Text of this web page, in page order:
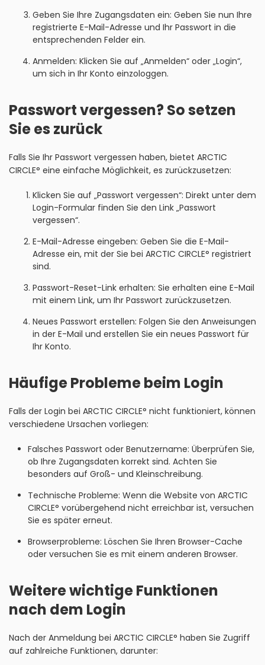
Geben Sie Ihre Zugangsdaten ein: Geben Sie nun Ihre
registrierte E-Mail-Adresse und Ihr Passwort in die
entsprechenden Felder ein.
Anmelden: Klicken Sie auf „Anmelden“ oder „Login“,
um sich in Ihr Konto einzologgen.
Passwort vergessen? So setzen
Sie es zurück
Falls Sie Ihr Passwort vergessen haben, bietet ARCTIC
CIRCLE° eine einfache Möglichkeit, es zurückzusetzen:
Klicken Sie auf „Passwort vergessen“: Direkt unter dem
Login-Formular finden Sie den Link „Passwort
vergessen“.
E-Mail-Adresse eingeben: Geben Sie die E-Mail-
Adresse ein, mit der Sie bei ARCTIC CIRCLE° registriert
sind.
Passwort-Reset-Link erhalten: Sie erhalten eine E-Mail
mit einem Link, um Ihr Passwort zurückzusetzen.
Neues Passwort erstellen: Folgen Sie den Anweisungen
in der E-Mail und erstellen Sie ein neues Passwort für
Ihr Konto.
Häufige Probleme beim Login
Falls der Login bei ARCTIC CIRCLE° nicht funktioniert, können
verschiedene Ursachen vorliegen:
Falsches Passwort oder Benutzername: Überprüfen Sie,
ob Ihre Zugangsdaten korrekt sind. Achten Sie
besonders auf Groß- und Kleinschreibung.
Technische Probleme: Wenn die Website von ARCTIC
CIRCLE° vorübergehend nicht erreichbar ist, versuchen
Sie es später erneut.
Browserprobleme: Löschen Sie Ihren Browser-Cache
oder versuchen Sie es mit einem anderen Browser.
Weitere wichtige Funktionen
nach dem Login
Nach der Anmeldung bei ARCTIC CIRCLE° haben Sie Zugriff
auf zahlreiche Funktionen, darunter: